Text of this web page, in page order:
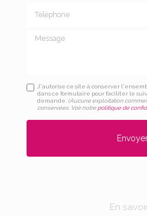
Message
J'autorise ce site à conserver
dans ce formulaire pour faciliter le
demande. (Aucune exploitation
conservées. Voir notre politique de
En